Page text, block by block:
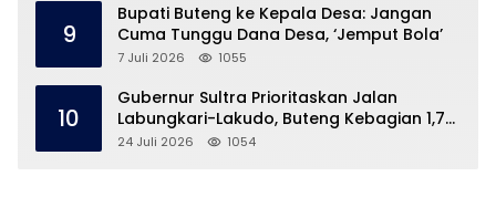
9
Bupati Buteng ke Kepala Desa: Jangan
Cuma Tunggu Dana Desa, ‘Jemput Bola’
7 Juli 2026 1055
10
Gubernur Sultra Prioritaskan Jalan
Labungkari-Lakudo, Buteng Kebagian 1,7
Km
24 Juli 2026 1054